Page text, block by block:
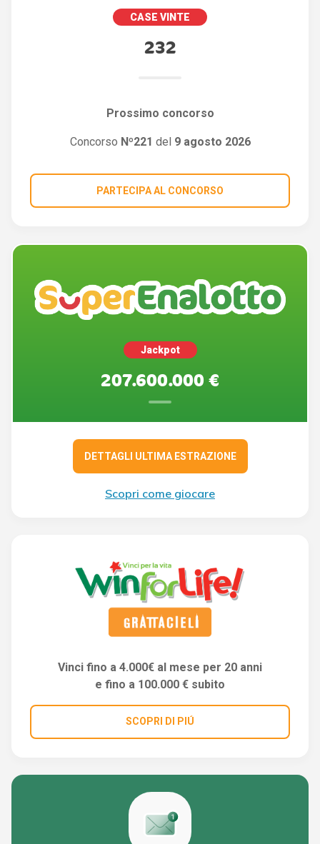
CASE VINTE
232
Prossimo concorso
Concorso Nº221 del 9 agosto 2026
PARTECIPA AL CONCORSO
Jackpot
207.600.000 €
DETTAGLI ULTIMA ESTRAZIONE
Scopri come giocare
Vinci fino a 4.000€ al mese per 20 anni
e fino a 100.000 € subito
SCOPRI DI PIÚ